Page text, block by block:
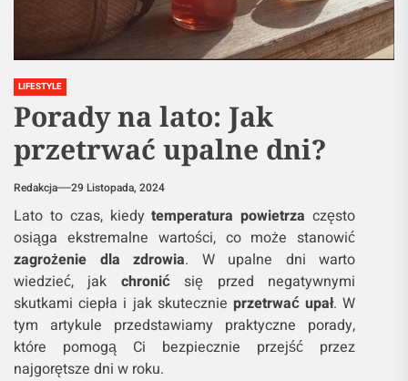
LIFESTYLE
Porady na lato: Jak
przetrwać upalne dni?
Redakcja 29 Listopada, 2024
Lato to czas, kiedytemperatura powietrza często
osiąga ekstremalne wartości, co może stanowić
zagrożenie dla zdrowia. W upalne dni warto
wiedzieć, jak chronićsię przed negatywnymi
skutkami ciepła i jak skutecznie przetrwać upał. W
tym artykule przedstawiamy praktyczne porady,
które pomogą Ci bezpiecznie przejść przez
najgorętsze dni w roku.